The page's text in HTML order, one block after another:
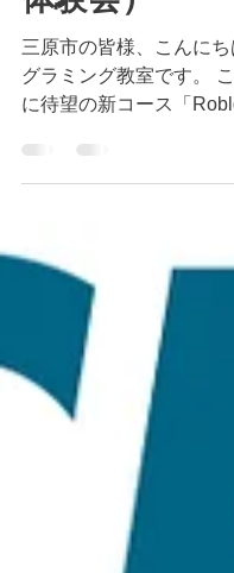
体験会）
三原市の皆様、こんにち
グラミング教室です。
ス）ゲームプログラミン
ます！ 今すぐ体験して
lesson ■ Roblox（ロブ
る」側に回る体験を 世
ムプラットフォーム「
は、世界中の開発者が
発環境「RobloxStudio
ジオ）」を実際に使用
で遊ぶのではなく、自
ながら、 楽しくテキス
グ（Lua言語）を学べる
的なクリエイティブ力 ゲーム開発には、コ